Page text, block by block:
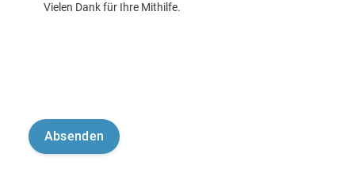
Vielen Dank für Ihre Mithilfe.